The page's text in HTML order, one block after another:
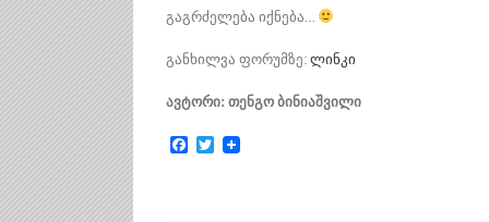
გაგრძელება იქნება…
განხილვა ფორუმზე:ლინკი
ავტორი: თენგო ბინიაშვილი
Facebook
Twitter